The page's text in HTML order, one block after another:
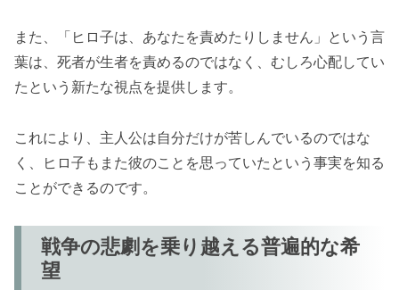
また、「ヒロ子は、あなたを責めたりしません」という言
葉は、死者が生者を責めるのではなく、むしろ心配してい
たという新たな視点を提供します。
これにより、主人公は自分だけが苦しんでいるのではな
く、ヒロ子もまた彼のことを思っていたという事実を知る
ことができるのです。
戦争の悲劇を乗り越える普遍的な希
望